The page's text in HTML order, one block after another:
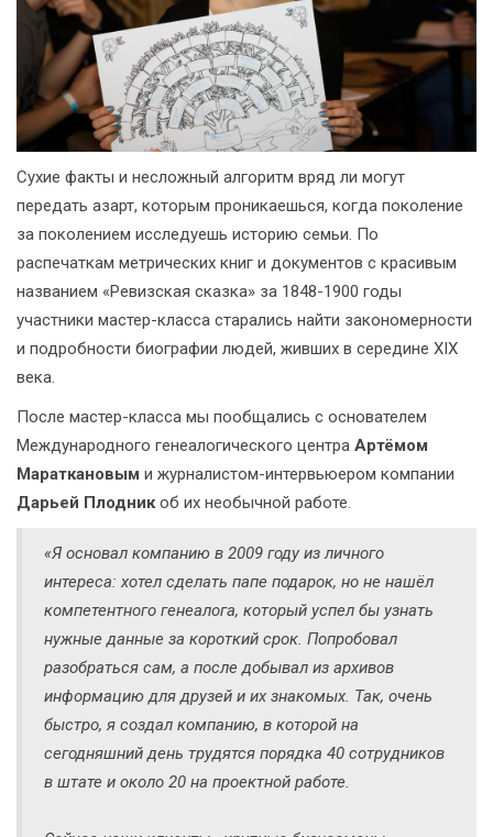
Сухие факты и несложный алгоритм вряд ли могут
передать азарт, которым проникаешься, когда поколение
за поколением исследуешь историю семьи. По
распечаткам метрических книг и документов с красивым
названием «Ревизская сказка» за 1848-1900 годы
участники мастер-класса старались найти закономерности
и подробности биографии людей, живших в середине XIX
века.
После мастер-класса мы пообщались с основателем
Международного генеалогического центра Артёмом
Мараткановым и журналистом-интервьюером компании
Дарьей Плодникоб их необычной работе.
«Я основал компанию в 2009 году из личного
интереса: хотел сделать папе подарок, но не нашёл
компетентного генеалога, который успел бы узнать
нужные данные за короткий срок. Попробовал
разобраться сам, а после добывал из архивов
информацию для друзей и их знакомых. Так, очень
быстро, я создал компанию, в которой на
сегодняшний день трудятся порядка 40 сотрудников
в штате и около 20 на проектной работе.